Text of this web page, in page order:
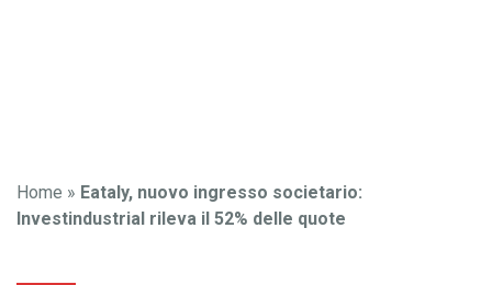
Home » Eataly, nuovo ingresso societario:
Investindustrial rileva il 52% delle quote